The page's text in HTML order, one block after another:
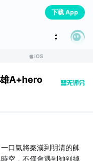
下载 App
iOS
A+hero
口氣將秦漢到明清的帥
空，不僅會遇到帥到掉